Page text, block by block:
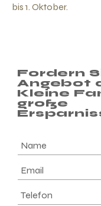
bis 1. Oktober.
Fordern
Angebot
Kleine
große